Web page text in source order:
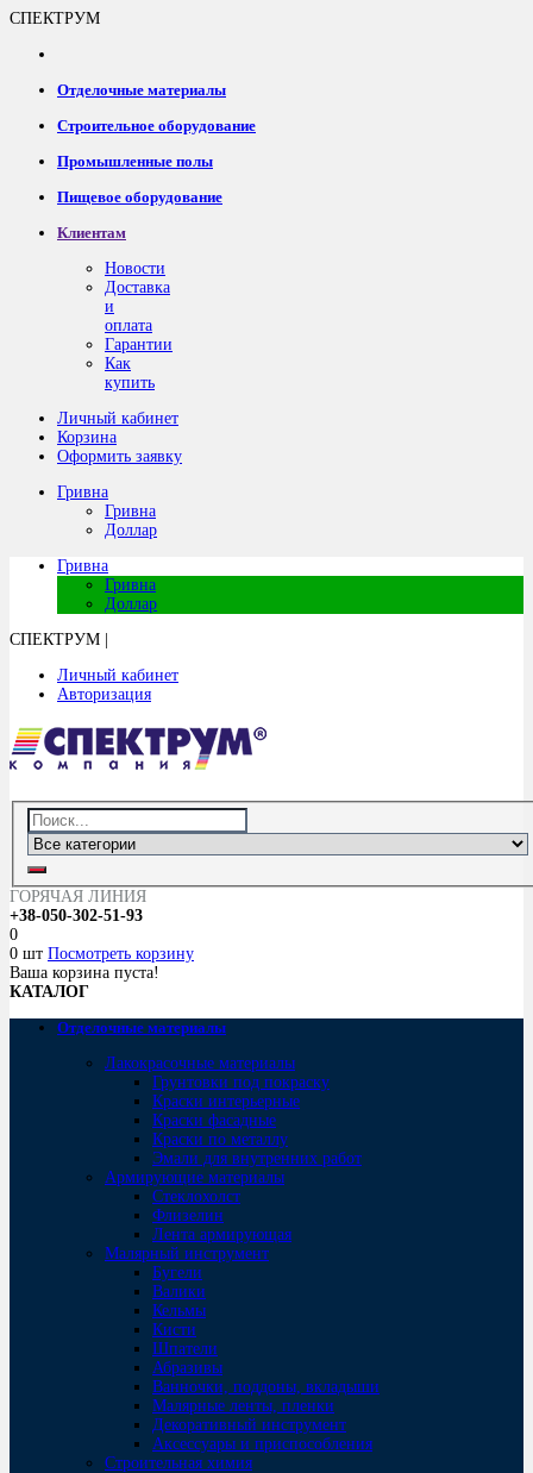
СПЕКТРУМ
Отделочные материалы
Строительное оборудование
Промышленные полы
Пищевое оборудование
Клиентам
Новости
Доставка
и
оплата
Гарантии
Как
купить
Личный кабинет
Корзина
Оформить заявку
Гривна
Гривна
Доллар
Гривна
Гривна
Доллар
СПЕКТРУМ
Личный кабинет
Авторизация
ГОРЯЧАЯ ЛИНИЯ
+38-050-302-51-93
0
0 шт Посмотреть корзину
Ваша корзина пуста!
КАТАЛОГ
Отделочные материалы
Лакокрасочные материалы
Грунтовки под покраску
Краски интерьерные
Краски фасадные
Краски по металлу
Эмали для внутренних работ
Армирующие материалы
Стеклохолст
Флизелин
Лента армирующая
Малярный инструмент
Бугели
Валики
Кельмы
Кисти
Шпатели
Абразивы
Ванночки, поддоны, вкладыши
Малярные ленты, пленки
Декоративный инструмент
Аксессуары и приспособления
Строительная химия